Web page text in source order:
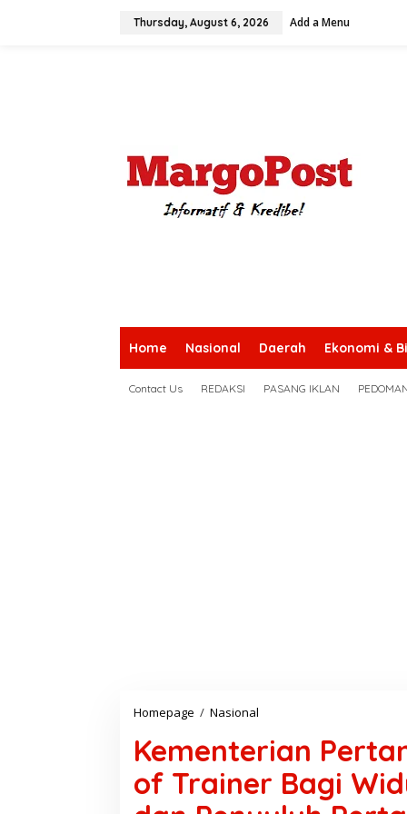
Thursday, August 6, 2026 Add a Menu
Home Nasional Daerah Ekonomi &
Contact Us REDAKSI PASANG IKLAN
Homepage / Nasional
m
e
n
t
e
Kementerian
of Trainer Bagi